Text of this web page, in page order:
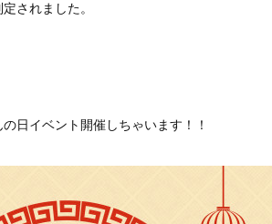
されました。
日イベント開催しちゃいます！！